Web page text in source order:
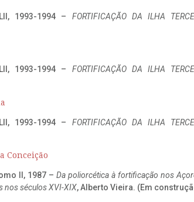
1993-1994 – FORTIFICAÇÃO DA ILHA
1993-1994 – FORTIFICAÇÃO DA ILHA
1993-1994 – FORTIFICAÇÃO DA ILHA
Conceição
II, 1987 – Da poliorcética à fortificação nos
nos séculos XVI-XIX, Alberto Vieira. (Em